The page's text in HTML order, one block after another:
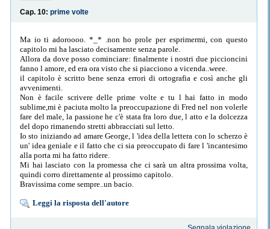
Cap. 10: prime volte
Ma io ti adoroooo. *_* .non ho prole per esprimermi, con questo
capitolo mi ha lasciato decisamente senza parole.
Allora da dove posso cominciare: finalmente i nostri due piccioncini
fanno l amore, ed era ora visto che si piacciono a vicenda..weee.
il capitolo è scritto bene senza errori di ortografia e così anche gli
avvenimenti.
Non è facile scrivere delle prime volte e tu l hai fatto in modo
sublime,mi è paciuta molto la preoccupazione di Fred nel non volerle
fare del male, la passione he c'è stata fra loro due, l atto e la dolcezza
del dopo rimanendo stretti abbracciati sul letto.
Io sto iniziando ad amare George, l 'idea della lettera con lo scherzo è
un' idea geniale e il fatto che ci sia preoccupato di fare l 'incantesimo
alla porta mi ha fatto ridere.
Mi hai lasciato con la promessa che ci sarà un altra prossima volta,
quindi corro direttamente al prossimo capitolo.
Bravissima come sempre..un bacio.
Leggi la risposta dell'autore